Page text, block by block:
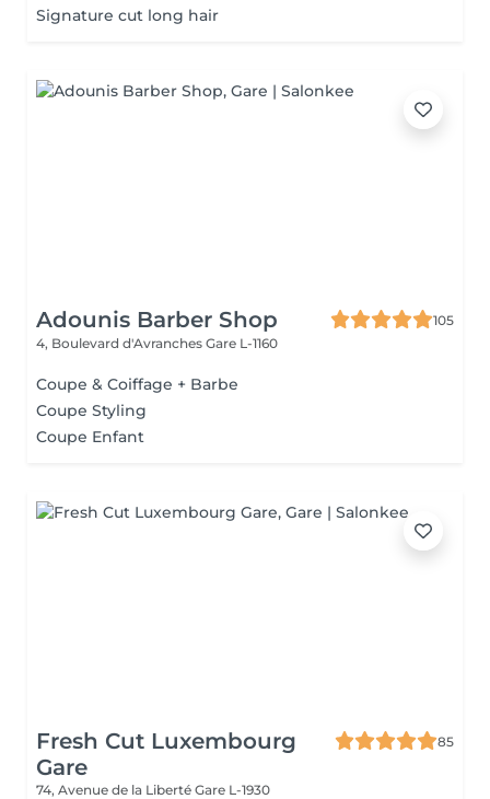
Signature cut long hair
Adounis Barber Shop
105
4, Boulevard d'Avranches Gare L-1160
Coupe & Coiffage + Barbe
Coupe Styling
Coupe Enfant
Fresh Cut Luxembourg
Gare
85
74, Avenue de la Liberté Gare L-1930